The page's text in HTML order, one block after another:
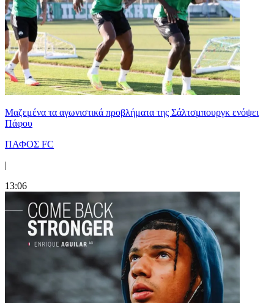
Μαζεμένα τα αγωνιστικά προβλήματα της Σάλτσμπουργκ ενόψει
Πάφου
ΠΑΦΟΣ FC
|
13:06